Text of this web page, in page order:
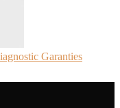
Garanties